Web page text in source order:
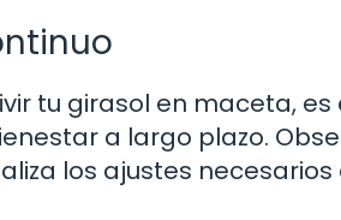
tu girasol en maceta,
a largo plazo.
los ajustes